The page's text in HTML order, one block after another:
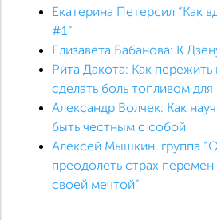
Екатерина Петерсил “Как
#1”
Елизавета Бабанова: К
Рита Дакота: Как пережить
сделать боль топливом для
Александр Волчек: Как
быть честным с собой
Алексей Мышкин, группа
преодолеть страх перемен
своей мечтой”